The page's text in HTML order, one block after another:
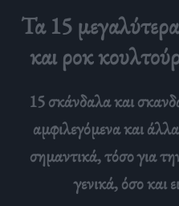
Τα 15
και ροκ
15 σκάνδαλα και
αμφιλεγόμενα και
σημαντικά, τόσο για
γενικά, όσο και